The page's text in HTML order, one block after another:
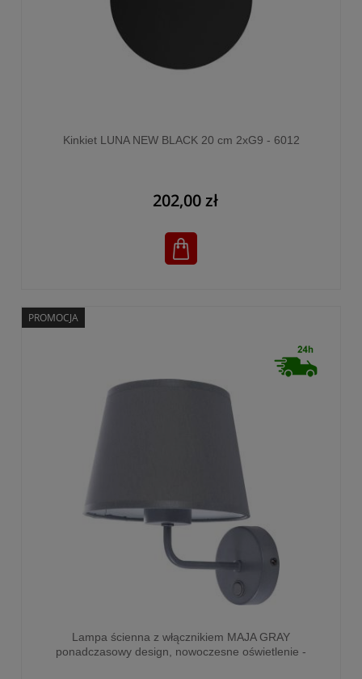
Kinkiet LUNA NEW BLACK 20 cm 2xG9 - 6012
202,00 zł
Lampa ścienna z włącznikiem MAJA GRAY
ponadczasowy design, nowoczesne oświetlenie -
PROMOCJA